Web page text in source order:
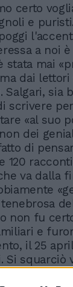
certo
e
a noi
mai
dai
Salgari, sia
scrivere
«al suo
dei
di
120
va dalla
non fu
e
il 25
Si squarciò